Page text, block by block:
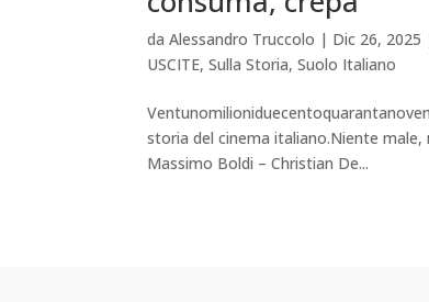
daAlessandro Truccolo | Dic 26, 2025
USCITE,Sulla Storia,Suolo Italiano
storia del cinema italiano.Niente
Massimo Boldi – Christian De...